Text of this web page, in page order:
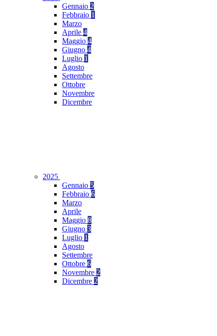
Gennaio 2
Febbraio 1
Marzo
Aprile 4
Maggio 4
Giugno 4
Luglio 1
Agosto
Settembre
Ottobre
Novembre
Dicembre
2025
Gennaio 5
Febbraio 6
Marzo
Aprile
Maggio 8
Giugno 3
Luglio 1
Agosto
Settembre
Ottobre 6
Novembre 2
Dicembre 2